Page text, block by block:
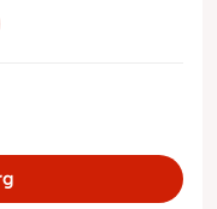
för att minska eller
vaniljlängd, 32.97